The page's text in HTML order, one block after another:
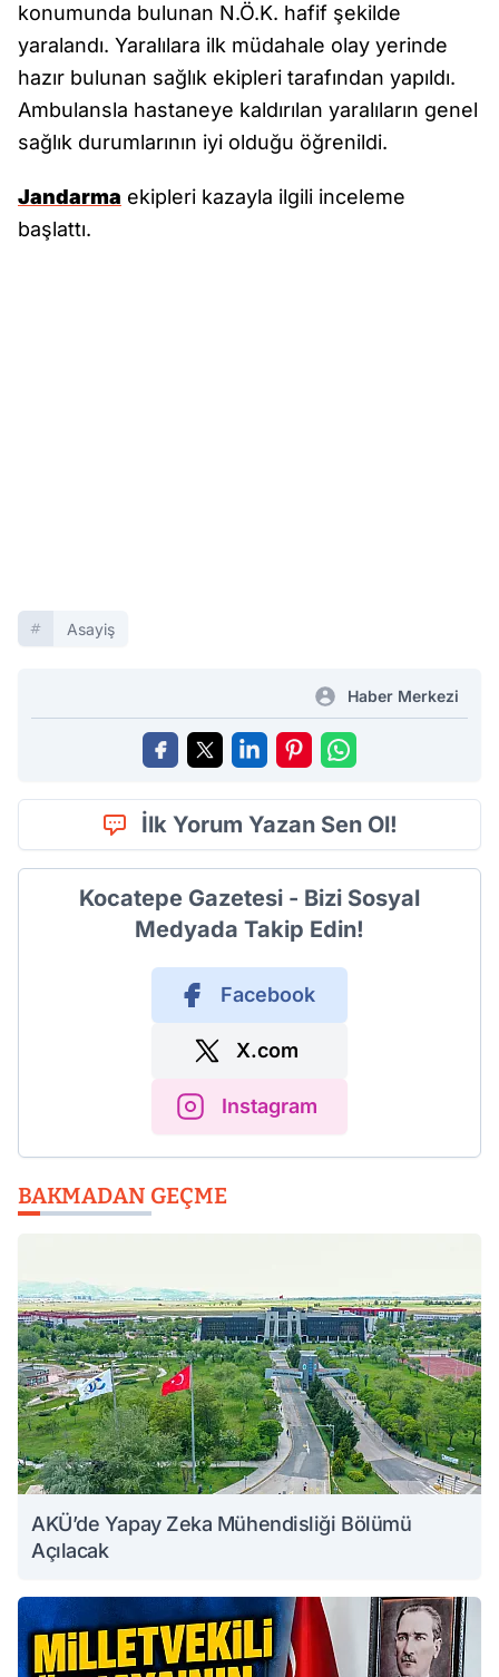
konumunda bulunan N.Ö.K. hafif şekilde
yaralandı. Yaralılara ilk müdahale olay yerinde
hazır bulunan sağlık ekipleri tarafından yapıldı.
Ambulansla hastaneye kaldırılan yaralıların genel
sağlık durumlarının iyi olduğu öğrenildi.
Jandarma ekipleri kazayla ilgili inceleme
başlattı.
Asayiş
Haber Merkezi
İlk Yorum Yazan Sen Ol!
Kocatepe Gazetesi - Bizi Sosyal
Medyada Takip Edin!
Facebook
X.com
Instagram
BAKMADAN GEÇME
AKÜ’de Yapay Zeka Mühendisliği Bölümü
Açılacak